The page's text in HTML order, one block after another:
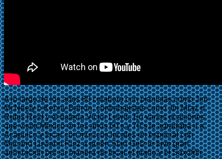
A lo largo de los años 80 colaboró con pianistas como Jim
McNeely o Kenny Barron, contrabajistas como Jiri Mraz o
Rufus Reid y el batería Victor Lewis. En varios ocasiones
que visitó México en los años 60’s y 70’s le agradaba ir a
Acapulco y tocar con músicos locales en especial con
Macario Luviano Ruíz a quién Stan Getz le tuvo gran
admiración por su manera de tocar el piano y el Saxofón.